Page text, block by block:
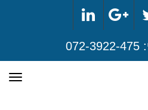
Twitter
Google+
LinkedIn
072-3922-475